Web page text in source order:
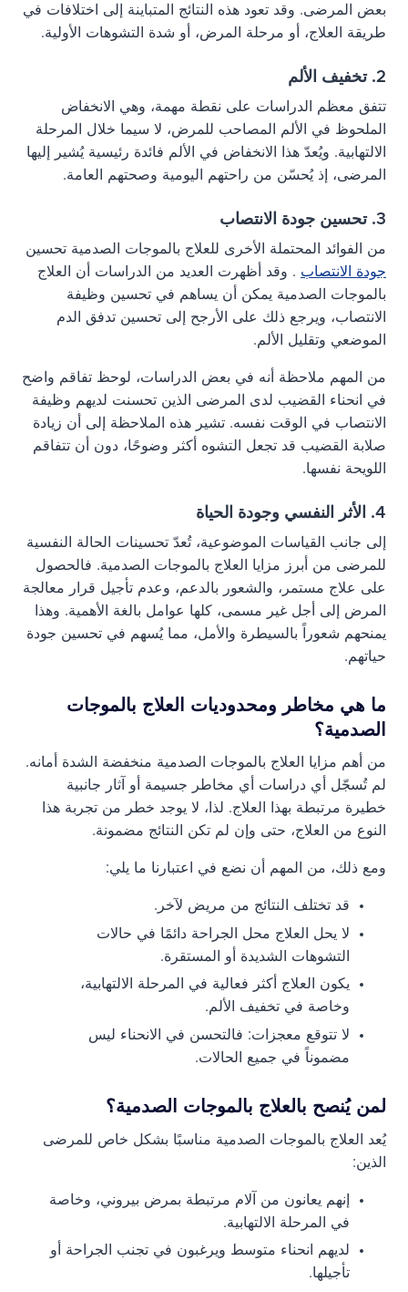
بعض المرضى. وقد تعود هذه النتائج المتباينة إلى اختلافات في
طريقة العلاج، أو مرحلة المرض، أو شدة التشوهات الأولية.
2. تخفيف الألم
تتفق معظم الدراسات على نقطة مهمة، وهي الانخفاض
الملحوظ في الألم المصاحب للمرض، لا سيما خلال المرحلة
الالتهابية. ويُعدّ هذا الانخفاض في الألم فائدة رئيسية يُشير إليها
المرضى، إذ يُحسّن من راحتهم اليومية وصحتهم العامة.
3. تحسين جودة الانتصاب
من الفوائد المحتملة الأخرى للعلاج بالموجات الصدمية تحسين
جودة الانتصاب . وقد أظهرت العديد من الدراسات أن العلاج
بالموجات الصدمية يمكن أن يساهم في تحسين وظيفة
الانتصاب، ويرجع ذلك على الأرجح إلى تحسين تدفق الدم
الموضعي وتقليل الألم.
من المهم ملاحظة أنه في بعض الدراسات، لوحظ تفاقم واضح
في انحناء القضيب لدى المرضى الذين تحسنت لديهم وظيفة
الانتصاب في الوقت نفسه. تشير هذه الملاحظة إلى أن زيادة
صلابة القضيب قد تجعل التشوه أكثر وضوحًا، دون أن تتفاقم
اللويحة نفسها.
4. الأثر النفسي وجودة الحياة
إلى جانب القياسات الموضوعية، تُعدّ تحسينات الحالة النفسية
للمرضى من أبرز مزايا العلاج بالموجات الصدمية. فالحصول
على علاج مستمر، والشعور بالدعم، وعدم تأجيل قرار معالجة
المرض إلى أجل غير مسمى، كلها عوامل بالغة الأهمية. وهذا
يمنحهم شعوراً بالسيطرة والأمل، مما يُسهم في تحسين جودة
حياتهم.
ما هي مخاطر ومحدوديات العلاج بالموجات
الصدمية؟
من أهم مزايا العلاج بالموجات الصدمية منخفضة الشدة أمانه.
لم تُسجّل أي دراسات أي مخاطر جسيمة أو آثار جانبية
خطيرة مرتبطة بهذا العلاج. لذا، لا يوجد خطر من تجربة هذا
النوع من العلاج، حتى وإن لم تكن النتائج مضمونة.
ومع ذلك، من المهم أن نضع في اعتبارنا ما يلي:
قد تختلف النتائج من مريض لآخر.
لا يحل العلاج محل الجراحة دائمًا في حالات
التشوهات الشديدة أو المستقرة.
يكون العلاج أكثر فعالية في المرحلة الالتهابية،
وخاصة في تخفيف الألم.
لا تتوقع معجزات: فالتحسن في الانحناء ليس
مضموناً في جميع الحالات.
لمن يُنصح بالعلاج بالموجات الصدمية؟
يُعد العلاج بالموجات الصدمية مناسبًا بشكل خاص للمرضى
الذين:
إنهم يعانون من آلام مرتبطة بمرض بيروني، وخاصة
في المرحلة الالتهابية.
لديهم انحناء متوسط ​​ويرغبون في تجنب الجراحة أو
تأجيلها.